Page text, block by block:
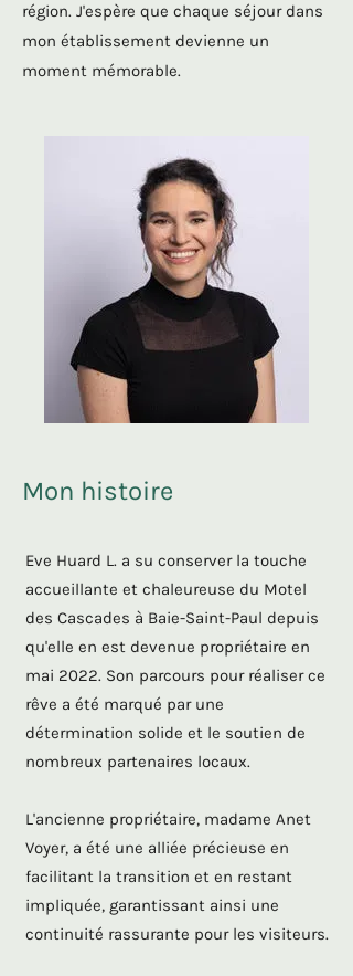
région. J'espère que chaque séjour dans
mon établissement devienne un
moment mémorable.
Mon histoire
Eve Huard L. a su conserver la touche
accueillante et chaleureuse du Motel
des Cascades à Baie-Saint-Paul depuis
qu'elle en est devenue propriétaire en
mai 2022. Son parcours pour réaliser ce
rêve a été marqué par une
détermination solide et le soutien de
nombreux partenaires locaux.
L'ancienne propriétaire, madame Anet
Voyer, a été une alliée précieuse en
facilitant la transition et en restant
impliquée, garantissant ainsi une
continuité rassurante pour les visiteurs.